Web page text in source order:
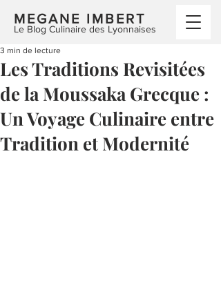
MEGANE IMBERT
Le Blog Culinaire des Lyonnaises
Les Traditions Revisitées
de la Moussaka Grecque :
Un Voyage Culinaire entre
Tradition et Modernité
3 min de lecture